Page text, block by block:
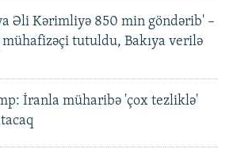
Əli Kərimliyə 850 min göndərib' –
tutuldu, Bakıya verilə
İranla müharibə 'çox tezliklə'